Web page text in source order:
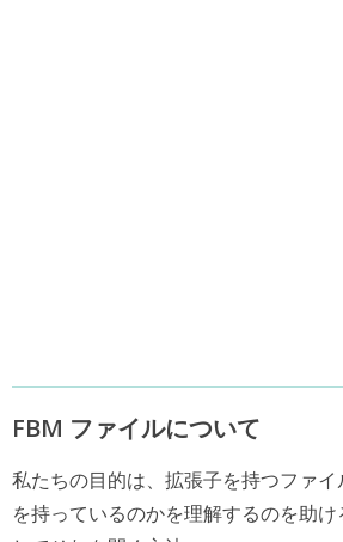
FBM ファイルについて
私たちの目的は、拡張子を持つファ
を持っているのかを理解するのを助